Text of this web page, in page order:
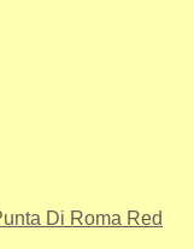
Di Roma Red